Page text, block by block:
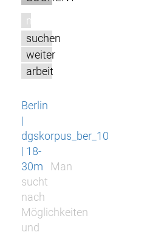
m
suchen
weiter
arbeit
Berlin
|
dgskorpus_ber_10
| 18-
30m
Man
sucht
nach
Möglichkeiten
und